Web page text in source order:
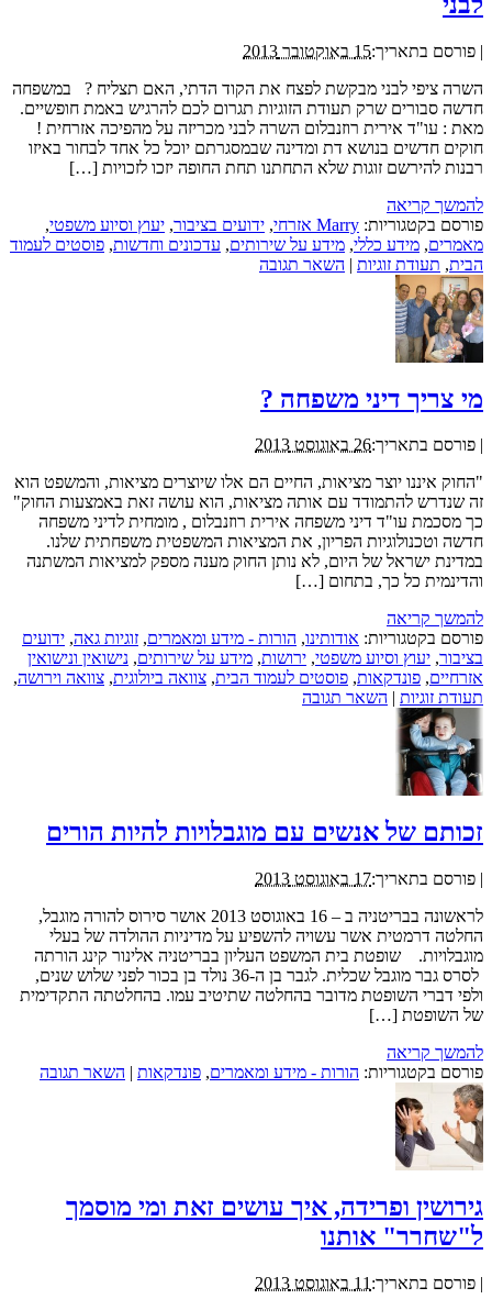
| פורסם בתאריך:15 באוקטובר 2013
השרה ציפי לבני מבקשת לפצח את הקוד הדתי, האם תצליח ? במשפחה
חדשה סבורים שרק תעודת הזוגיות תגרום לכם להרגיש באמת חופשיים.
מאת : עו"ד אירית רוזנבלום השרה לבני מכריזה על מהפיכה אזרחית !
חוקים חדשים בנושא דת ומדינה שבמסגרתם יוכל כל אחד לבחור באיזו
רבנות להירשם זוגות שלא התחתנו תחת החופה יזכו לזכויות […]
להמשך קריאה
פורסם בקטגוריות: Marry אזרחי , ידועים בציבור, יעוץ וסיוע משפטי,
מאמרים, מידע כללי, מידע על שירותים, עדכונים וחדשות, פוסטים לעמוד
הבית, תעודת זוגיות | השאר תגובה
מי צריך דיני משפחה ?
פורסם בתאריך:26 באוגוסט 2013
"החוק איננו יוצר מציאות, החיים הם אלו שיוצרים מציאות, והמשפט הוא
זה שנדרש להתמודד עם אותה מציאות, הוא עושה זאת באמצעות החוק"
כך מסכמת עו"ד דיני משפחה אירית רוזנבלום , מומחית לדיני משפחה
חדשה וטכנולוגיות הפריון, את המציאות המשפטית משפחתית שלנו.
במדינת ישראל של היום, לא נותן החוק מענה מספק למציאות המשתנה
והדינמית כל כך, בתחום […]
להמשך קריאה
פורסם בקטגוריות: אודותינו, הורות - מידע ומאמרים, זוגיות גאה, ידועים
בציבור, יעוץ וסיוע משפטי, ירושות, מידע על שירותים, נישואין ונישואין
אזרחיים, פונדקאות, פוסטים לעמוד הבית, צוואה ביולוגית, צוואה וירושה,
תעודת זוגיות
השאר תגובה
זכותם של אנשים עם מוגבלויות להיות הורים
| פורסם בתאריך:17 באוגוסט 2013
לראשונה בבריטניה ב – 16 באוגוסט 2013 אושר סירוס להורה מוגבל,
החלטה דרמטית אשר עשויה להשפיע על מדיניות ההולדה של בעלי
מוגבלויות. שופטת בית המשפט העליון בבריטניה אלינור קינג הורתה
לסרס גבר מוגבל שכלית. לגבר בן ה-36 נולד בן בכור לפני שלוש שנים,
ולפי דברי השופטת מדובר בהחלטה שתיטיב עמו. בהחלטתה התקדימית
של השופטת […]
להמשך קריאה
פורסם בקטגוריות: הורות - מידע ומאמרים, פונדקאות | השאר תגובה
גירושין ופרידה, איך עושים זאת ומי מוסמך
ל"שחרר" אותנו
| פורסם בתאריך: 11 באוגוסט 2013